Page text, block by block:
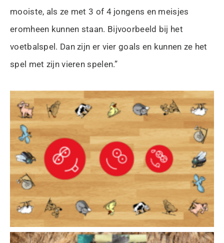
mooiste, als ze met 3 of 4 jongens en meisjes
eromheen kunnen staan. Bijvoorbeeld bij het
voetbalspel. Dan zijn er vier goals en kunnen ze het
spel met zijn vieren spelen.”